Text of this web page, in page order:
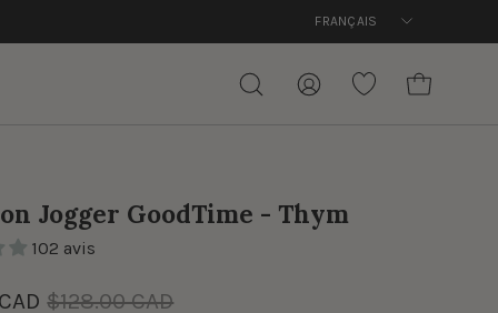
FRANÇAIS
OUVRIRMON
WISHLISTOUVRIR LE
Jogger GoodTime - Thym
102 avis
$128.00 CAD